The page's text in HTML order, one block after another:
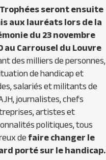
seront ensuite
aux lauréats lors de la
du 23 novembre
au Carrousel du Louvre
des milliers de personnes,
de handicap et
salariés et militants de
, journalistes, chefs
artistes et
politiques, tous
defaire changer le
porté sur le handicap.